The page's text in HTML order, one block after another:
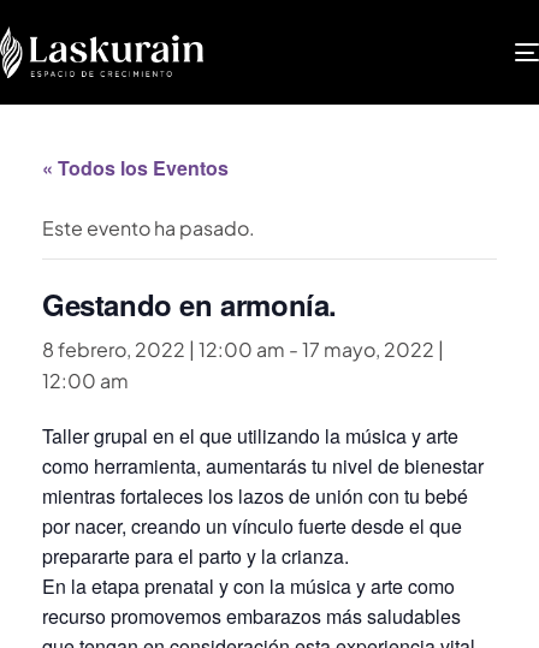
« Todos los Eventos
Este evento ha pasado.
Gestando en armonía.
8 febrero, 2022 | 12:00 am -17 mayo, 2022 |
12:00 am
Taller grupal en el que utilizando la música y arte
como herramienta, aumentarás tu nivel de bienestar
mientras fortaleces los lazos de unión con tu bebé
por nacer, creando un vínculo fuerte desde el que
prepararte para el parto y la crianza.
En la etapa prenatal y con la música y arte como
recurso promovemos embarazos más saludables